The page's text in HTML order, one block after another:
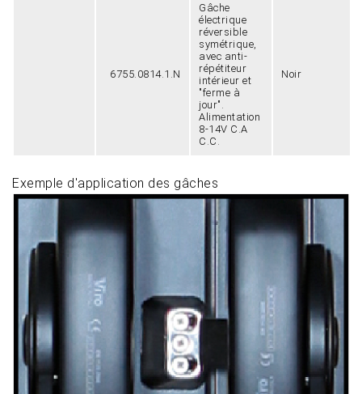
6755.0814.1.N
Gâche
électrique
réversible
symétrique,
avec anti-
répétiteur
intérieur et
"ferme à
jour".
Alimentation
8-14V C.A
C.C.
Noir
Exemple d'application des gâches